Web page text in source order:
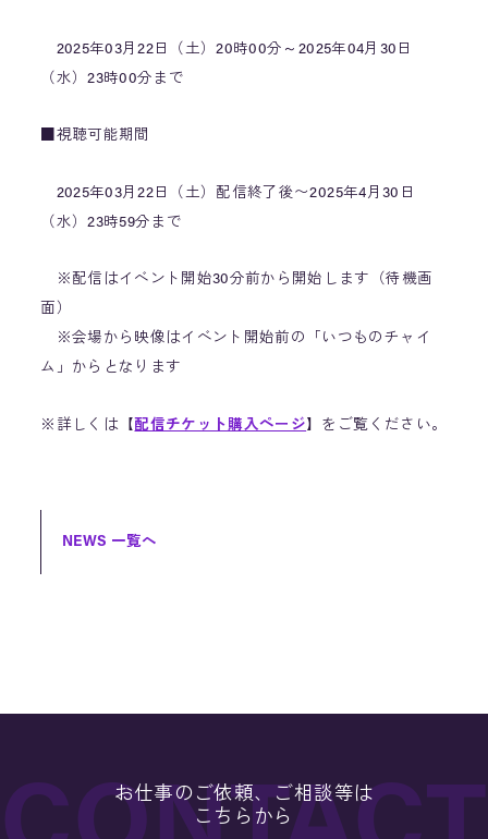
2025年03月22日（土）20時00分～2025年04月30日
（水）23時00分まで
■視聴可能期間
2025年03月22日（土）配信終了後〜2025年4月30日
（水）23時59分まで
※配信はイベント開始30分前から開始します（待機画
面）
※会場から映像はイベント開始前の「いつものチャイ
ム」からとなります
※詳しくは【 配信チケット購入ページ】をご覧ください。
NEWS 一覧へ
お仕事のご依頼、ご相談等は
こちらから